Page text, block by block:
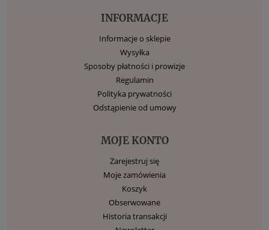
INFORMACJE
Informacje o sklepie
Wysyłka
Sposoby płatności i prowizje
Regulamin
Polityka prywatności
Odstąpienie od umowy
MOJE KONTO
Zarejestruj się
Moje zamówienia
Koszyk
Obserwowane
Historia transakcji